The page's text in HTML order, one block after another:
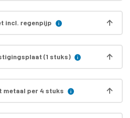
incl. regenpijp
(1 stuks)
metaal per 4 stuks